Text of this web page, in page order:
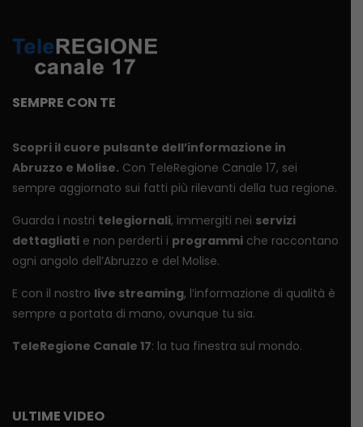
SEMPRE CON TE
Scopri il cuore pulsante dell’informazione in
Abruzzo e Molise. Con TeleRegione Canale 17, sei
sempre aggiornato sui fatti più rilevanti della tua regione.
Guarda i nostri telegiornali, immergiti nei servizi
dettagliati e non perderti i programmi che raccontano
ogni angolo dell’Abruzzo e del Molise.
E con il nostro live streaming, l’informazione di qualità è
sempre a portata di mano, ovunque tu sia.
TeleRegione Canale 17: la tua finestra sul mondo.
ULTIME VIDEO